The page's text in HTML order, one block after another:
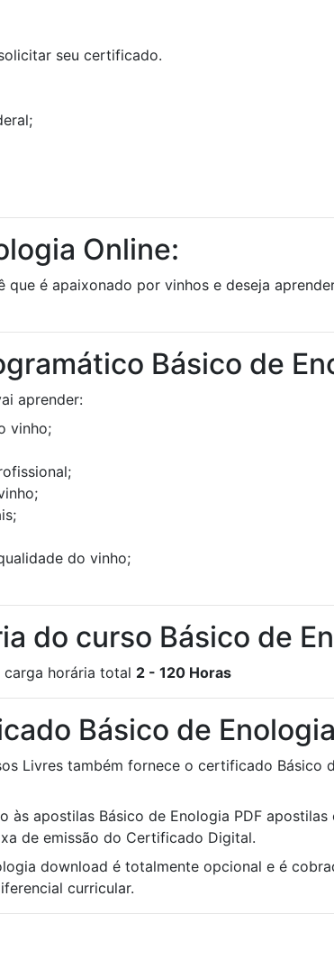
seu certificado.
Online:
que é apaixonado por vinhos e deseja
Básico de
aprender:
vinho;
do vinho;
do curso Básico de
carga horária total 2 - 120 Horas
Básico de
Livres também fornece o certificado
às apostilas Básico de Enologia PDF
de emissão do Certificado Digital.
download é totalmente opcional e é
curricular.